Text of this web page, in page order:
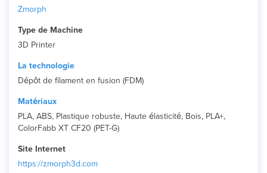
Zmorph
Type de Machine
3D Printer
La technologie
Dépôt de filament en fusion (FDM)
Matériaux
PLA, ABS, Plastique robuste, Haute élasticité, Bois, PLA+,
ColorFabb XT CF20 (PET-G)
Site Internet
https://zmorph3d.com